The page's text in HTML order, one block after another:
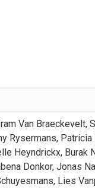
Van Braeckevelt,
Rysermans, Patricia
Heyndrickx, Burak
Donkor, Jonas
, Lies